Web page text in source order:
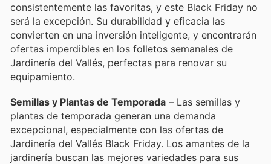
consistentemente las favoritas, y este Black Friday no
será la excepción. Su durabilidad y eficacia las
convierten en una inversión inteligente, y encontrarán
ofertas imperdibles en los folletos semanales de
Jardinería del Vallés, perfectas para renovar su
equipamiento.
Semillas y Plantas de Temporada – Las semillas y
plantas de temporada generan una demanda
excepcional, especialmente con las ofertas de
Jardinería del Vallés Black Friday. Los amantes de la
jardinería buscan las mejores variedades para sus